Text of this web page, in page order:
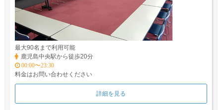
最大90名まで利用可能
鹿児島中央駅から徒歩20分
00:00〜23:30
料金はお問い合わせください
詳細を見る